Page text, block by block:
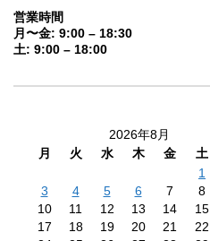
営業時間
月〜金: 9:00 – 18:30
土: 9:00 – 18:00
2026年8月
月
火 水 木 金 土
1
3
4 5 6 7 8
10
11 12 13 14 15
17
18 19 20 21 22